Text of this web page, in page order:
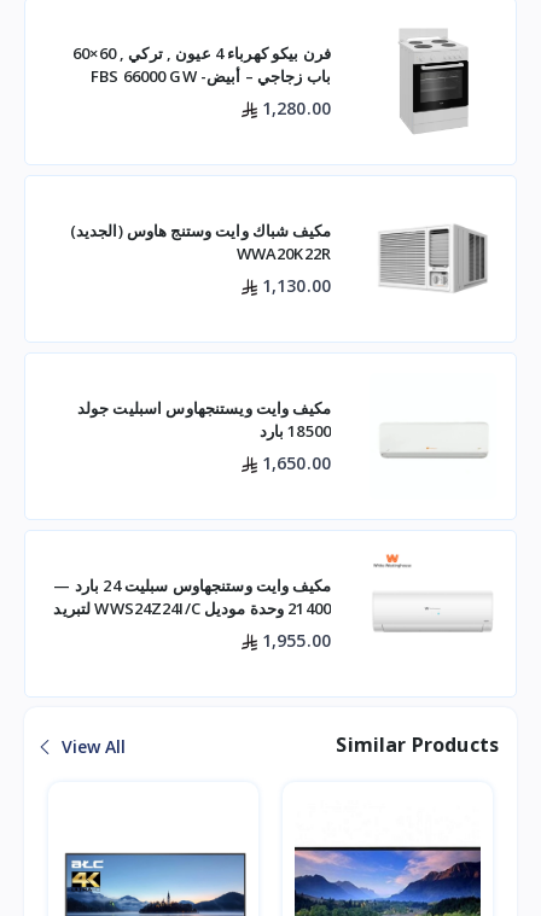
فرن بيكو كهرباء 4 عيون , تركي , 60×60
باب زجاجي – أبيض- FBS 66000 GW
1,280.00
مكيف شباك وايت وستنج هاوس (الجديد)
WWA20K22R
1,130.00
مكيف وايت ويستنجهاوس اسبليت جولد
18500 بارد
1,650.00
مكيف وايت وستنجهاوس سبليت 24 بارد —
21400 وحدة موديل WWS24Z24I/C لتبريد
فعال للم
1,955.00
Similar Products
View All